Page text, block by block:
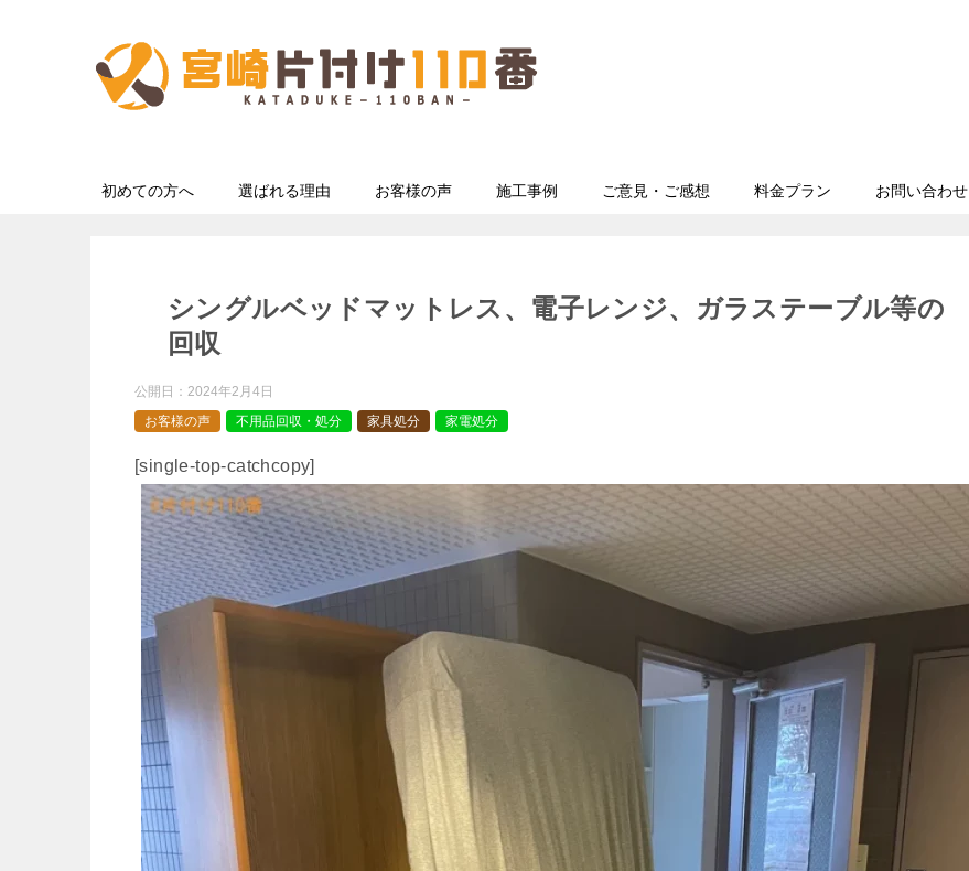
初めての方へ 選ばれる理由 お客様の声 施工事例 ご意見・ご感想 料金プラン お問い合わせ
シングルベッドマットレス、電子レンジ、ガラステーブル等の
回収
公開日： 2024年2月4日
お客様の声
不用品回収・処分 家具処分 家電処分
[single-top-catchcopy]